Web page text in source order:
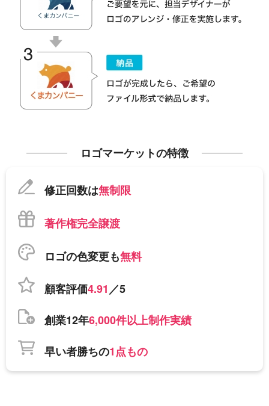
ロゴマーケットの特徴
修正回数は無制限
著作権完全譲渡
ロゴの色変更も無料
顧客評価4.91／5
創業12年6,000件以上制作実績
早い者勝ちの1点もの